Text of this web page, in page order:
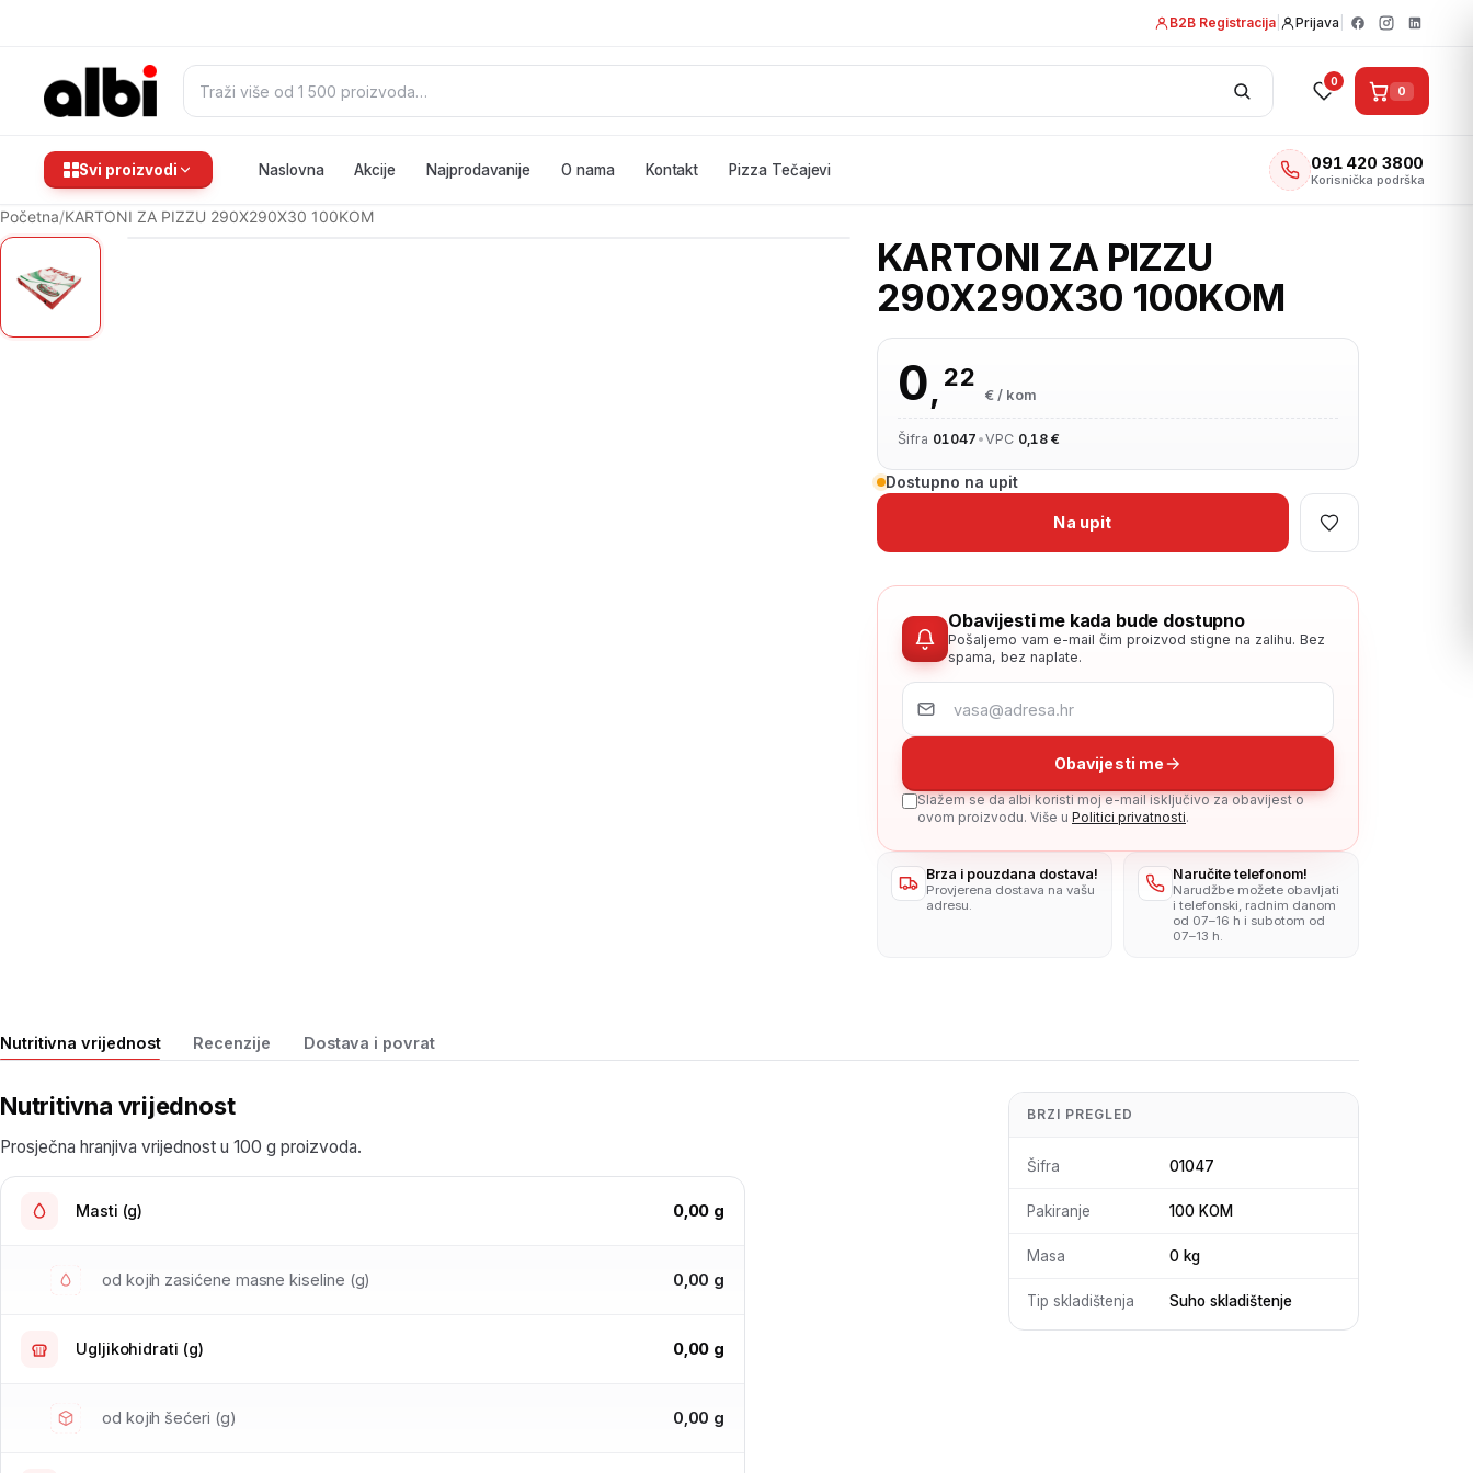
B2B Registracija Prijava
Pretraži: 0
0
Svi proizvodi Naslovna Akcije Najprodavanije O nama Kontakt Pizza Tečajevi 091 420 3800
Korisnička podrška
Početna/KARTONI ZA PIZZU 290X290X30 100KOM
KARTONI ZA PIZZU
290X290X30 100KOM
0, 22
€ / kom
Šifra 01047 •VPC 0,18 €
Dostupno na upit
Na upit
Obavijesti me kada bude dostupno
Pošaljemo vam e-mail čim proizvod stigne na zalihu. Bez
spama, bez naplate.
Obavijesti me
Slažem se da albi koristi moj e-mail isključivo za obavijest o
ovom proizvodu. Više u Politici privatnosti.
Brza i pouzdana dostava!
Provjerena dostava na vašu
adresu.
Naručite telefonom!
Narudžbe možete obavljati
i telefonski, radnim danom
od 07–16 h i subotom od
07–13 h.
Nutritivna vrijednost Recenzije Dostava i povrat
Nutritivna vrijednost
Prosječna hranjiva vrijednost u 100 g proizvoda.
Masti (g) 0,00 g
od kojih zasićene masne kiseline (g) 0,00 g
Ugljikohidrati (g) 0,00 g
od kojih šećeri (g) 0,00 g
BRZI PREGLED
Šifra 01047
Pakiranje 100 KOM
Masa 0 kg
Tip skladištenja Suho skladištenje